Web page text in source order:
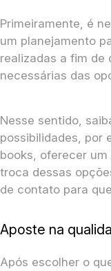
Primeiramente, é
um planejamento
realizadas a fim de
necessárias das
Nesse sentido,
possibilidades, por
books, oferecer
troca dessas
de contato para
Aposte na
Após escolher o